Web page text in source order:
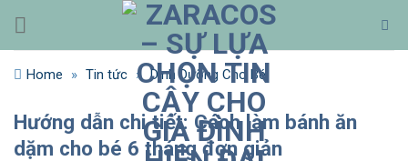
qua
nội
dungHome » Tin tức » Dinh Dưỡng Cho Bé
Hướng dẫn chi tiết: Cách làm bánh ăn
dặm cho bé 6 tháng đơn giản